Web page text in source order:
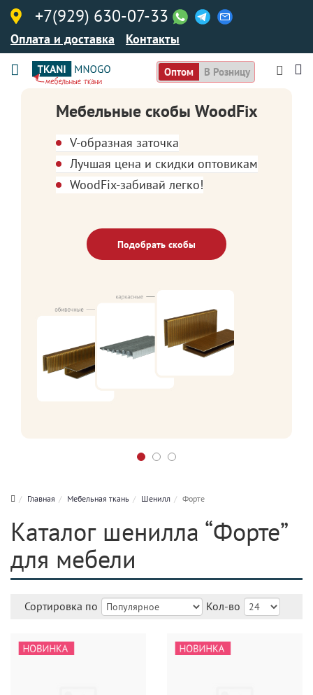
+7(929) 630-07-33
Оплата и доставка Контакты
Оптом В Розницу
Мебельные скобы WoodFix
V-образная заточка
Лучшая цена и скидки оптовикам
WoodFix-забивай легко!
Подобрать скобы
Главная Мебельная ткань Шенилл Форте
Каталог шенилла “Форте”
для мебели
Сортировка по Кол-во